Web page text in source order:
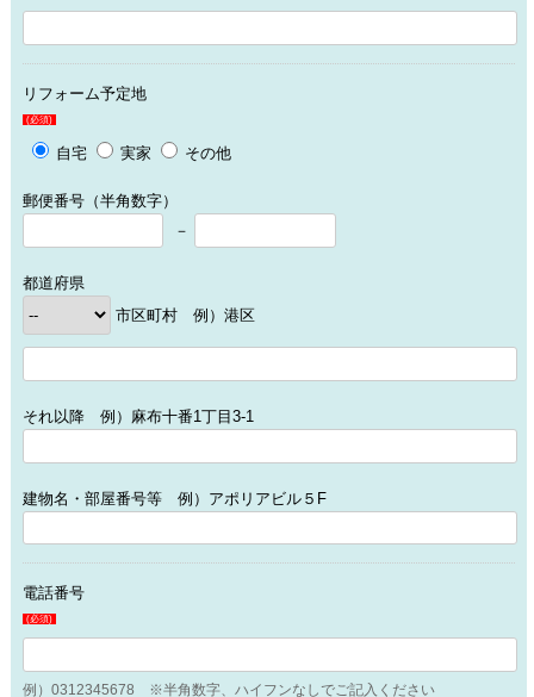
リフォーム予定地
(必須)
自宅 実家 その他
郵便番号（半角数字）
－
都道府県
市区町村 例）港区
それ以降 例）麻布十番1丁目3-1
建物名・部屋番号等 例）アポリアビル５F
電話番号
(必須)
例）0312345678 ※半角数字、ハイフンなしでご記入ください